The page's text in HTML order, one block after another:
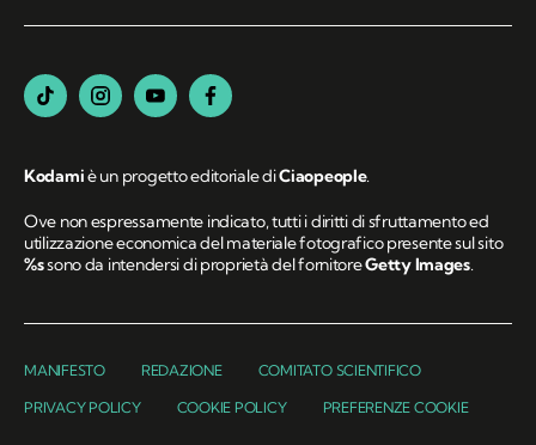
Kodamiè un progetto editoriale diCiaopeople.
Ove non espressamente indicato, tutti i diritti di sfruttamento ed
utilizzazione economica del materiale fotografico presente sul sito
%ssono da intendersi di proprietà del fornitoreGetty Images.
MANIFESTO REDAZIONE COMITATO SCIENTIFICO
PRIVACY POLICY COOKIE POLICY PREFERENZE COOKIE